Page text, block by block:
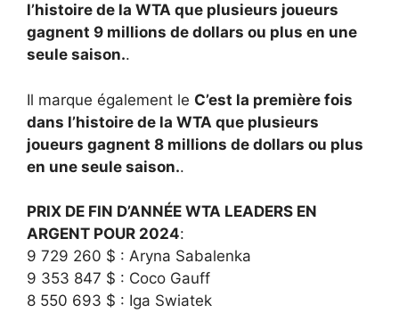
l’histoire de la WTA que plusieurs joueurs
gagnent 9 millions de dollars ou plus en une
seule saison..
Il marque également le C’est la première fois
dans l’histoire de la WTA que plusieurs
joueurs gagnent 8 millions de dollars ou plus
en une seule saison..
PRIX DE FIN D’ANNÉE WTA LEADERS EN
ARGENT POUR 2024:
9 729 260 $ : Aryna Sabalenka
9 353 847 $ : Coco Gauff
8 550 693 $ : Iga Swiatek